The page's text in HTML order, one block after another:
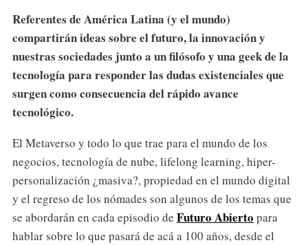
Referentes de América Latina (y el mundo)
compartirán ideas sobre el futuro, la innovación y
nuestras sociedades junto a un filósofo y una geek de la
tecnología para responder las dudas existenciales que
surgen como consecuencia del rápido avance
tecnológico.
El Metaverso y todo lo que trae para el mundo de los
negocios, tecnología de nube, lifelong learning, hiper-
personalización ¿masiva?, propiedad en el mundo digital
y el regreso de los nómades son algunos de los temas que
se abordarán en cada episodio de Futuro Abierto para
hablar sobre lo que pasará de acá a 100 años, desde el